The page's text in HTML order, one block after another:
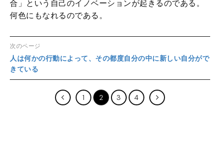
合」という自己のイノベーションが起きるのである。
何色にもなれるのである。
次のページ
人は何かの行動によって、その都度自分の中に新しい自分がで
きている
1 2 3 4